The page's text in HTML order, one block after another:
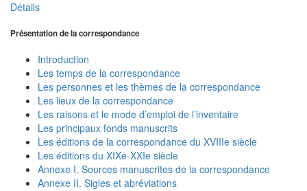
Détails
Présentation de la correspondance
Introduction
Les temps de la correspondance
Les personnes et les thèmes de la correspondance
Les lieux de la correspondance
Les raisons et le mode d’emploi de l’inventaire
Les principaux fonds manuscrits
Les éditions de la correspondance du XVIIIe siècle
Les éditions du XIXe-XXIe siècle
Annexe I. Sources manuscrites de la correspondance
Annexe II. Sigles et abréviations